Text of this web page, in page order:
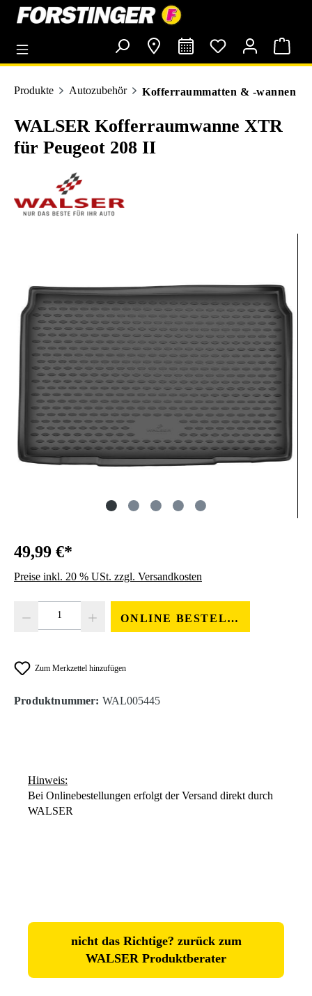
springen
Produkte Autozubehör Kofferraummatten & -wannen
WALSER Kofferraumwanne XTR
für Peugeot 208 II
49,99 €*
Preise inkl. 20 % USt. zzgl. Versandkosten
ONLINE BESTELLEN
Zum Merkzettel hinzufügen
Produktnummer: WAL005445
Hinweis:
Bei Onlinebestellungen erfolgt der Versand direkt durch
WALSER
nicht das Richtige? zurück zum
WALSER Produktberater